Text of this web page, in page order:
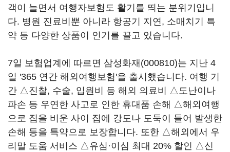
객이 늘면서 여행자보험도 활기를 띄는 분위기입니
다. 병원 진료비뿐 아니라 항공기 지연, 소매치기 특
약 등 다양한 상품이 인기를 끌고 있습니다.
7일 보험업계에 따르면 삼성화재(000810)는 지난 4
일 '365 연간 해외여행보험'을 출시했습니다. 여행 기
간 △진찰, 수술, 입원비 등 해외 의료비 △도난이나
파손 등 우연한 사고로 인한 휴대품 손해 △해외여행
으로 집을 비운 사이 집에 강도나 도둑이 들어 발생한
손해 등을 특약으로 보장합니다. 또한 △해외에서 우
리말 도움 서비스 △유심·이심 최대 20% 할인 △신